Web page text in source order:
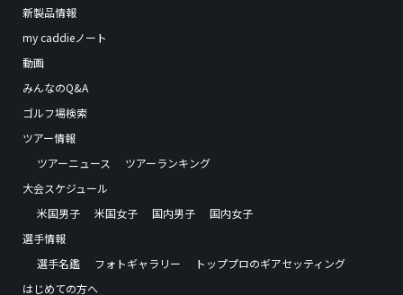
新製品情報
my caddieノート
動画
みんなのQ&A
ゴルフ場検索
ツアー情報
ツアーニュース
ツアーランキング
大会スケジュール
米国男子
米国女子 国内男子
国内女子
選手情報
選手名鑑
フォトギャラリー
トッププロのギアセッティング
はじめての方へ